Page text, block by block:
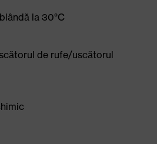
la 30°C
de rufe/uscătorul